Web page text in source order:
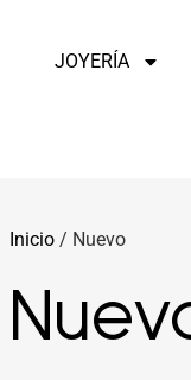
JOYERÍA
Inicio/ Nuevo